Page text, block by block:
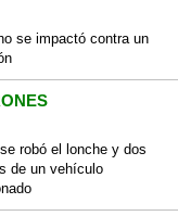
se impactó contra un
robó el lonche y dos
de un vehículo